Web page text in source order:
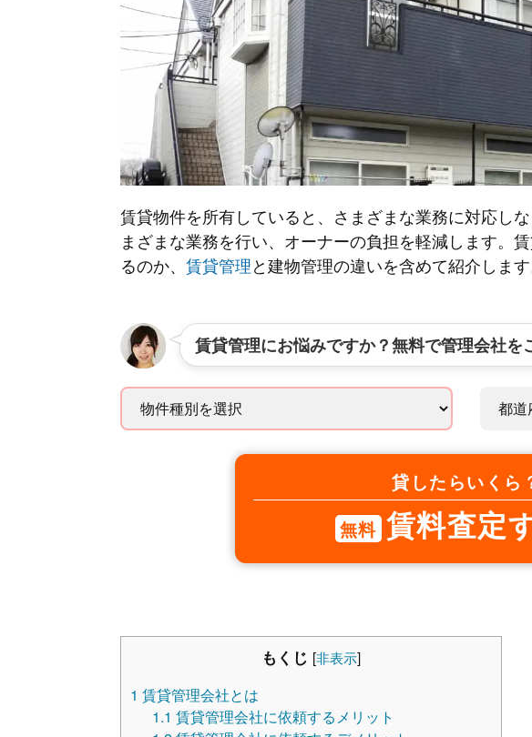
賃貸物件を所有していると、さまざまな業務に対応し
まざまな業務を行い、オーナーの負担を軽減します。
るのか、 賃貸管理と建物管理の違いを含めて紹介します
賃貸管理にお悩みですか？無料で管理会社を
貸したらいくら
無料 賃料査定
もくじ [非表示]
1 賃貸管理会社とは
1.1 賃貸管理会社に依頼するメリット